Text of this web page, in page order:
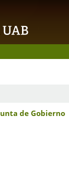
de Gobierno